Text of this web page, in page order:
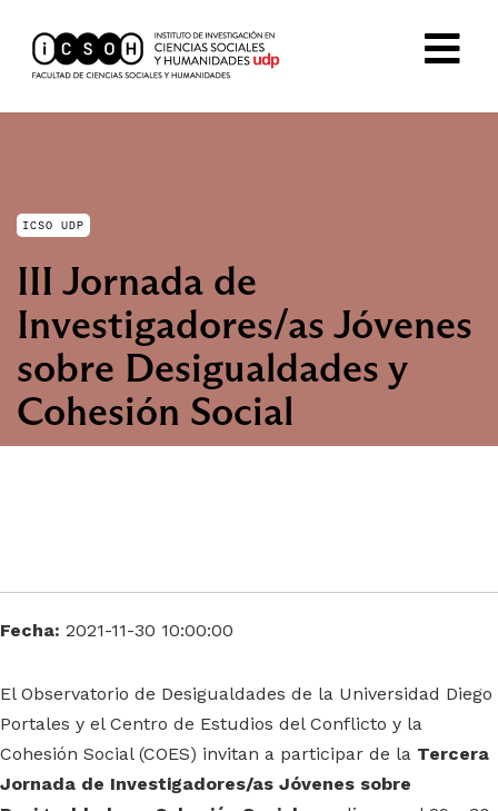
ICSO UDP
III Jornada de
Investigadores/as Jóvenes
sobre Desigualdades y
Cohesión Social
Fecha: 2021-11-30 10:00:00
El Observatorio de Desigualdades de la Universidad Diego
Portales y el Centro de Estudios del Conflicto y la
Cohesión Social (COES) invitan a participar de la Tercera
Jornada de Investigadores/as Jóvenes sobre